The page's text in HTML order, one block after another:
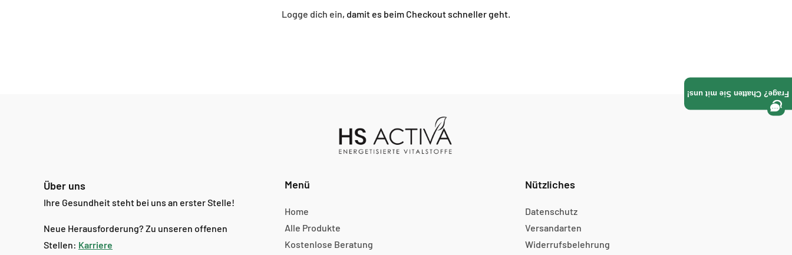
Logge dich ein, damit es beim Checkout schneller geht.
Über uns
Ihre Gesundheit steht bei uns an erster Stelle!
Neue Herausforderung? Zu unseren offenen
Stellen: Karriere
Menü
Home
Alle Produkte
Kostenlose Beratung
Nützliches
Datenschutz
Versandarten
Widerrufsbelehrung
Frage? Chatten Sie mit uns!